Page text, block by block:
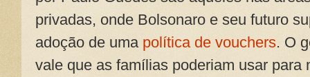
privadas, onde Bolsonaro e seu futuro
adoção de uma política de vouchers. O
vale que as famílias poderiam usar para